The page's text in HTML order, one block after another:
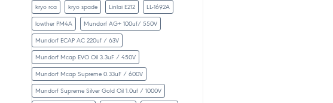
kryo rca kryo spade Linlai E212 LL-1692A
lowther PM4A Mundorf AG+ 100uf/ 550V
Mundorf ECAP AC 220uf / 63V
Mundorf Mcap EVO Oil 3.3uF / 450V
Mundorf Mcap Supreme 0.33uF / 600V
Mundorf Supreme Silver Gold Oil 1.0uf / 1000V